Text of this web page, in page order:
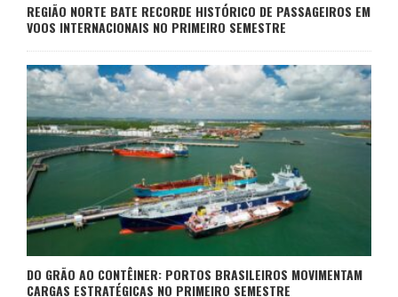
REGIÃO NORTE BATE RECORDE HISTÓRICO DE PASSAGEIROS EM
VOOS INTERNACIONAIS NO PRIMEIRO SEMESTRE
DO GRÃO AO CONTÊINER: PORTOS BRASILEIROS MOVIMENTAM
CARGAS ESTRATÉGICAS NO PRIMEIRO SEMESTRE